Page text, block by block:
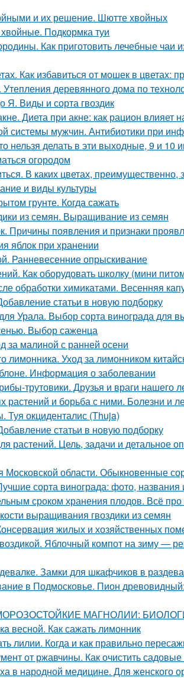
и их решение. Шютте хвойных
хвойные. Подкормка туи
Как приготовить лечебные
Как избавиться от мошек в цветах:
деревянного дома по
Я. Виды и сорта гвоздик
Диета при акне: как рацион влияет
системы мужчин. Антибиотики при
нельзя делать в эти выходные, 9 и 10
огородом
В каких цветах, преимущественно,
и виды культуры
грунте. Когда сажать
из семян. Выращивание из семян
Причины появления и признаки
яблок при хранении
Ранневесенние опрыскивание
Как оборудовать школку (мини
обработки химикатами. Весенняя
статьи в новую подборку
Урала. Выбор сорта винограда для
Выбор саженца
за малиной с ранней осени
лимонника. Уход за лимонником
Информация о заболевании
трутовики. Друзья и враги нашего
растений и борьба с ними. Болезни и
Туя окциденталис (Thuja)
статьи в новую подборку
растений. Цель, задачи и детальное
Московской области. Обыкновенные
сорта винограда: фото, названия
сроком хранения плодов. Всё про
выращивания гвоздики из семян
жилых и хозяйственных
Яблочный компот на зиму —
Замки для шкафчиков в
в Подмосковье. Пион
МОРОЗОСТОЙКИЕ МАГНОЛИИ:
весной. Как сажать лимонник
лилии. Когда и как правильно
от ржавчины. Как очистить
в народной медицине. Для женского